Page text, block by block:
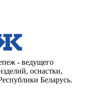
- ведущего
оснастки,
Беларусь.